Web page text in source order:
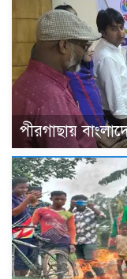
পীরগাছায়